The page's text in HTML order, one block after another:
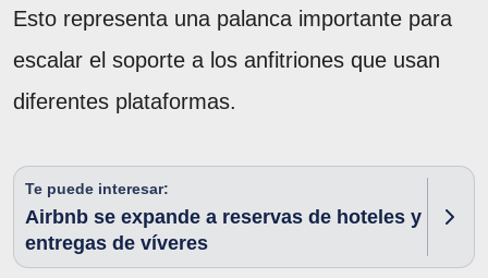
Esto representa una palanca importante para
escalar el soporte a los anfitriones que usan
diferentes plataformas.
Te puede interesar:
Airbnb se expande a reservas de hoteles y
entregas de víveres